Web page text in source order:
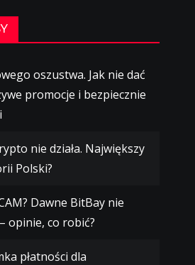
oszustwa. Jak nie dać
promocje i bezpiecznie
nie działa. Największy
Polski?
Dawne BitBay nie
opinie, co robić?
płatności dla